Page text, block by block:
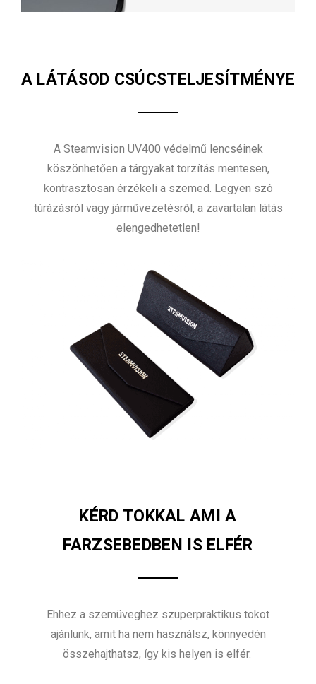
A LÁTÁSOD CSÚCSTELJESÍTMÉNYE
A Steamvision UV400 védelmű lencséinek
köszönhetően a tárgyakat torzítás mentesen,
kontrasztosan érzékeli a szemed. Legyen szó
túrázásról vagy járművezetésről, a zavartalan látás
elengedhetetlen!
KÉRD TOKKAL AMI A
FARZSEBEDBEN IS ELFÉR
Ehhez a szemüveghez szuperpraktikus tokot
ajánlunk, amit ha nem használsz, könnyedén
összehajthatsz, így kis helyen is elfér.